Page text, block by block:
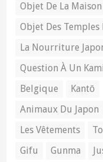
Objet De La
Objet Des Temples
La Nourriture
Question À Un Kami
Belgique
Kantō
Animaux Du Japon
Les Vêtements
Gifu
Gunma